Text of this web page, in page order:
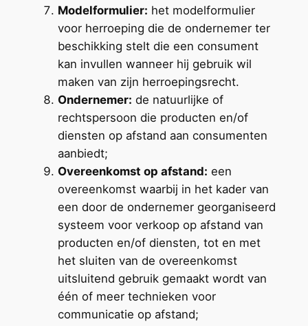
Modelformulier: het modelformulier
voor herroeping die de ondernemer ter
beschikking stelt die een consument
kan invullen wanneer hij gebruik wil
maken van zijn herroepingsrecht.
Ondernemer: de natuurlijke of
rechtspersoon die producten en/of
diensten op afstand aan consumenten
aanbiedt;
Overeenkomst op afstand: een
overeenkomst waarbij in het kader van
een door de ondernemer georganiseerd
systeem voor verkoop op afstand van
producten en/of diensten, tot en met
het sluiten van de overeenkomst
uitsluitend gebruik gemaakt wordt van
één of meer technieken voor
communicatie op afstand;